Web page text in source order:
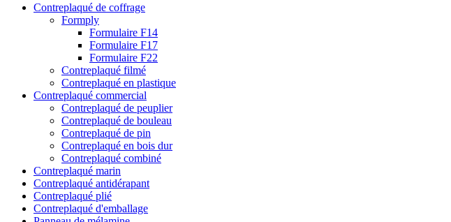
Contreplaqué de coffrage
Formply
Formulaire F14
Formulaire F17
Formulaire F22
Contreplaqué filmé
Contreplaqué en plastique
Contreplaqué commercial
Contreplaqué de peuplier
Contreplaqué de bouleau
Contreplaqué de pin
Contreplaqué en bois dur
Contreplaqué combiné
Contreplaqué marin
Contreplaqué antidérapant
Contreplaqué plié
Contreplaqué d'emballage